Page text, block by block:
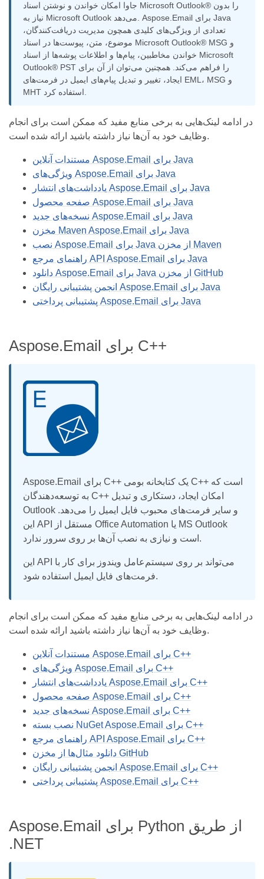
جاوا امکان خواندن و نوشتن اسناد Microsoft Outlook® را بدون
نیاز به Microsoft Outlook می‌دهد. Aspose.Email برای Java
تعدادی از ویژگی‌های کلیدی همچون مدیریت دریافت‌کنندگان،
موضوع، متن، پیوست‌ها در اسناد Microsoft Outlook® MSG و
خواندن مخاطبین، پیام‌ها و اطلاعات پوشه‌ها از اسناد Microsoft
Outlook® PST را فراهم می‌کند. همچنین می‌توان از آن برای
ایجاد، تغییر و تبدیل پیام‌های ایمیل در فرمت‌های EML، MSG و
در ادامه لینک‌هایی به برخی منابع مفید که ممکن است برای انجام
وظایف خود به آن‌ها نیاز داشته باشید ارائه شده است.
مستندات آنلاین Aspose.Email برای Java
ویژگی‌های Aspose.Email برای Java
یادداشت‌های انتشار Aspose.Email برای Java
صفحه محصول Aspose.Email برای Java
نسخه‌های جدید Aspose.Email برای Java
مخزن Maven Aspose.Email برای Java
نصب Aspose.Email برای Java از مخزن Maven
راهنمای مرجع API Aspose.Email برای Java
دانلود Aspose.Email برای Java از مخزن GitHub
انجمن پشتیبانی رایگان Aspose.Email برای Java
پشتیبانی پرداختی Aspose.Email برای Java
Aspose.Email برای C++
Aspose.Email برای C++ یک کتابخانه بومی C++ است که
به توسعه‌دهندگان C++ امکان ایجاد، دستکاری و تبدیل
Outlook و سایر فرمت‌های محبوب فایل ایمیل را می‌دهد.
این API مستقل از Office Automation یا MS Outlook
است و نیازی به نصب آن‌ها بر روی سرور ندارد.
این API می‌تواند بر روی سیستم‌عامل ویندوز برای کار با
فرمت‌های فایل ایمیل استفاده شود.
در ادامه لینک‌هایی به برخی منابع مفید که ممکن است برای انجام
وظایف خود به آن‌ها نیاز داشته باشید ارائه شده است.
مستندات آنلاین Aspose.Email برای C++
ویژگی‌های Aspose.Email برای C++
یادداشت‌های انتشار Aspose.Email برای C++
صفحه محصول Aspose.Email برای C++
نسخه‌های جدید Aspose.Email برای C++
نصب بسته NuGet Aspose.Email برای C++
راهنمای مرجع API Aspose.Email برای C++
دانلود مثال‌ها از مخزن GitHub
انجمن پشتیبانی رایگان Aspose.Email برای C++
پشتیبانی پرداختی Aspose.Email برای C++
Aspose.Email برای Python از طریق
.NET